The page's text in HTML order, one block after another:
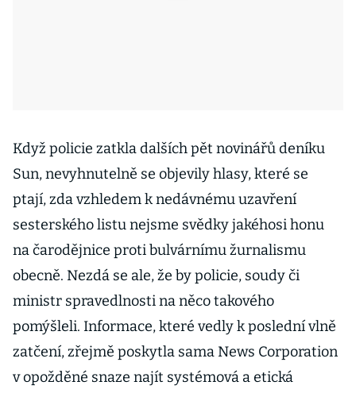
Když policie zatkla dalších pět novinářů deníku
Sun, nevyhnutelně se objevily hlasy, které se
ptají, zda vzhledem k nedávnému uzavření
sesterského listu nejsme svědky jakéhosi honu
na čarodějnice proti bulvárnímu žurnalismu
obecně. Nezdá se ale, že by policie, soudy či
ministr spravedlnosti na něco takového
pomýšleli. Informace, které vedly k poslední vlně
zatčení, zřejmě poskytla sama News Corporation
v opožděné snaze najít systémová a etická